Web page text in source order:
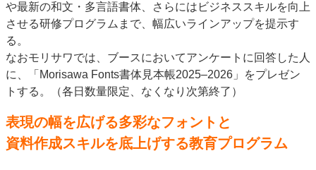
2022 見える化・MIS特集
特集・デジタル印刷 アイデアで勝負！ ～多様なビジネス・多彩な商材～
中古印刷機・製本機特集
2022 検査・校正特集
特集・デジタル印刷 ～ 新成長軌道を描く
案内
発刊案内
JFPI印刷用語集 印刷機材年鑑
運営
や最新の和文・多言語書体、さらにはビジネススキルを向上
させる研修プログラムまで、幅広いラインアップを提示す
る。
なおモリサワでは、ブースにおいてアンケートに回答した人
に、「Morisawa Fonts書体見本帳2025–2026」をプレゼン
トする。（各日数量限定、なくなり次第終了）
表現の幅を広げる多彩なフォントと
資料作成スキルを底上げする教育プログラム